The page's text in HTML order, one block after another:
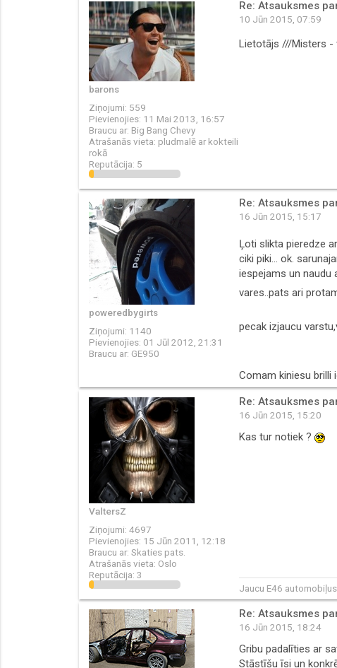
barons
Ziņojumi: 559
Pievienojies: 11 Mai 2013, 16:57
Braucu ar: Big Bang Chevy
Atrašanās vieta: pludmalē ar kokteili
rokā
Reputācija: 5
Re: Atsauksmes
10 Jūn 2015, 07:59
Lietotājs ///Misters -
poweredbygirts
Ziņojumi: 1140
Pievienojies: 01 Jūl 2012, 21:31
Braucu ar: GE950
Re: Atsauksmes
16 Jūn 2015, 15:17
Ļoti slikta pieredze
ciki piki... ok.
iespejams un naudu
vares..pats ari
pecak izjaucu
Comam kiniesu brilli
ValtersZ
Ziņojumi: 4697
Pievienojies: 15 Jūn 2011, 12:18
Braucu ar: Skaties pats.
Atrašanās vieta: Oslo
Reputācija: 3
Re: Atsauksmes
16 Jūn 2015, 15:20
Kas tur notiek ?
Jaucu E46
Re: Atsauksmes
16 Jūn 2015, 18:24
Gribu padalīties ar
Stāstīšu īsi un